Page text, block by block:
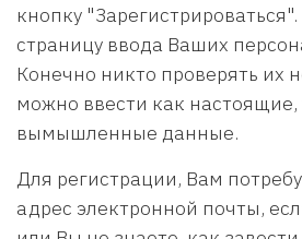
кнопку
страницу ввода Ваших
Конечно никто проверять их
можно ввести как настоящие,
вымышленные данные.
Для регистрации, Вам
адрес электронной почты,